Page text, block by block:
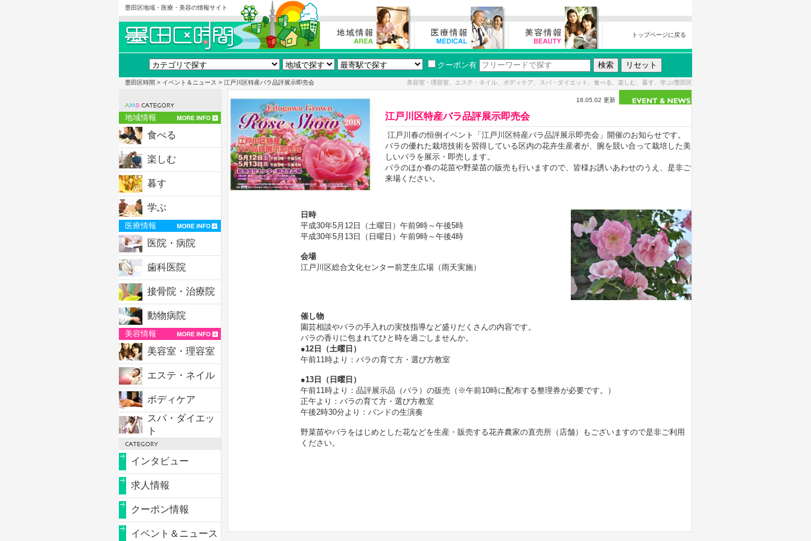
墨田区地域・医療・美容の情報サイト
トップページに戻る
クーポン有
墨田区時間 > イベント＆ニュース > 江戸川区特産バラ品評展示即売会 美容室・理容室、エステ・ネイル、ボディケア、スパ・ダイエット、食べる、楽しむ、暮す、学ぶ/墨田区
地域情報
食べる
楽しむ
暮す
学ぶ
医療情報
医院・病院
歯科医院
接骨院・治療院
動物病院
美容情報
美容室・理容室
エステ・ネイル
ボディケア
スパ・ダイエッ
ト
インタビュー
求人情報
クーポン情報
イベント＆ニュース
18.05.02 更新
江戸川区特産バラ品評展示即売会
江戸川春の恒例イベント「江戸川区特産バラ品評展示即売会」開催のお知らせです。
バラの優れた栽培技術を習得している区内の花卉生産者が、腕を競い合って栽培した美
しいバラを展示・即売します。
バラのほか春の花苗や野菜苗の販売も行いますので、皆様お誘いあわせのうえ、是非ご
来場ください。
日時
平成30年5月12日（土曜日）午前9時～午後5時
平成30年5月13日（日曜日）午前9時～午後4時
会場
江戸川区総合文化センター前芝生広場（雨天実施）
催し物
園芸相談やバラの手入れの実技指導など盛りだくさんの内容です。
バラの香りに包まれてひと時を過ごしませんか。
●12日（土曜日）
午前11時より：バラの育て方・選び方教室
●13日（日曜日）
午前11時より：品評展示品（バラ）の販売（※午前10時に配布する整理券が必要です。）
正午より：バラの育て方・選び方教室
午後2時30分より：バンドの生演奏
野菜苗やバラをはじめとした花などを生産・販売する花卉農家の直売所（店舗）もございますので是非ご利用
ください。